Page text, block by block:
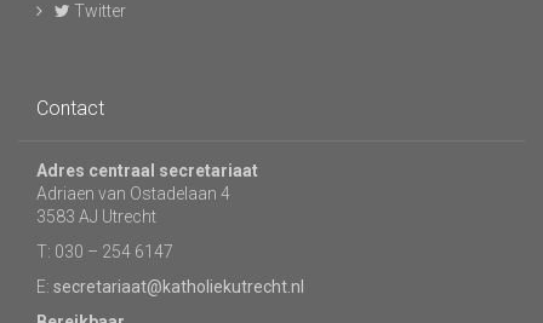
Twitter
Contact
Adres centraal secretariaat
Adriaen van Ostadelaan 4
3583 AJ Utrecht
T: 030 – 254 6147
E: secretariaat@katholiekutrecht.nl